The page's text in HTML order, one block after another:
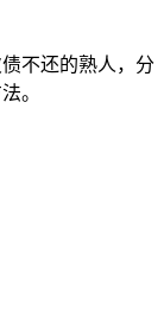
不还的熟人，分
。